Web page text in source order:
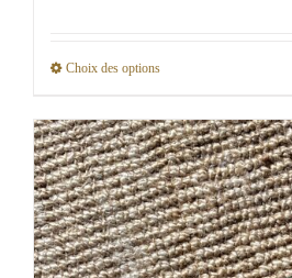
1
000,00€
Choix des optionsCe
a
plusieurs
variations.
Les
options